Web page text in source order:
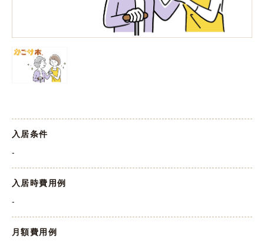
入居条件
-
入居時費用例
-
月額費用例